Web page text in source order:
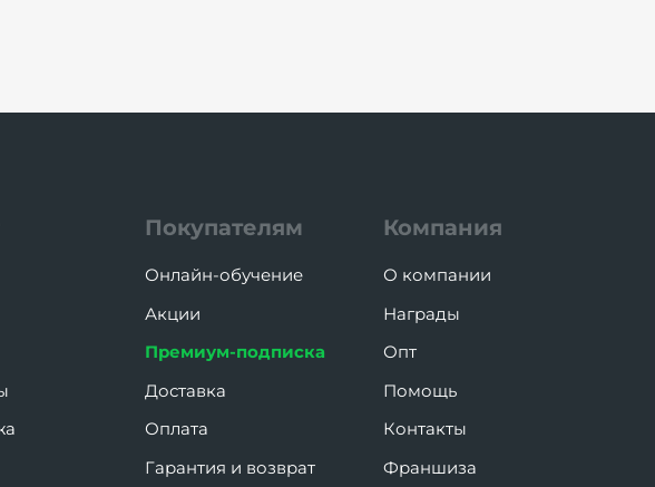
Покупателям
Онлайн-обучение
Акции
Премиум-подписка
Доставка
Оплата
Гарантия и возврат
Компания
О компании
Награды
Опт
Помощь
Контакты
Франшиза